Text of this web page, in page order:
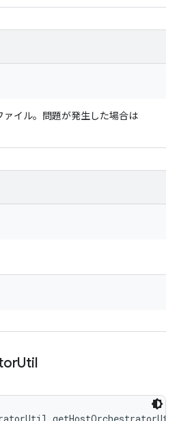
ァイル。問題が発生した場合は
Util